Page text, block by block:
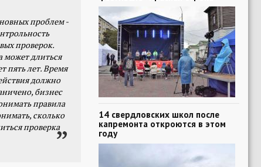
проблем -
проверок.
может длиться
пять лет. Время
должно
бизнес
правила
сколько
проверка
14 свердловских школ после
капремонта откроются в этом
году